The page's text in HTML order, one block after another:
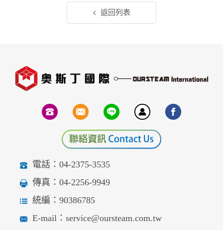
返回列表
電話：04-2375-3535
傳真：04-2256-9949
統編：90386785
E-mail：service@oursteam.com.tw